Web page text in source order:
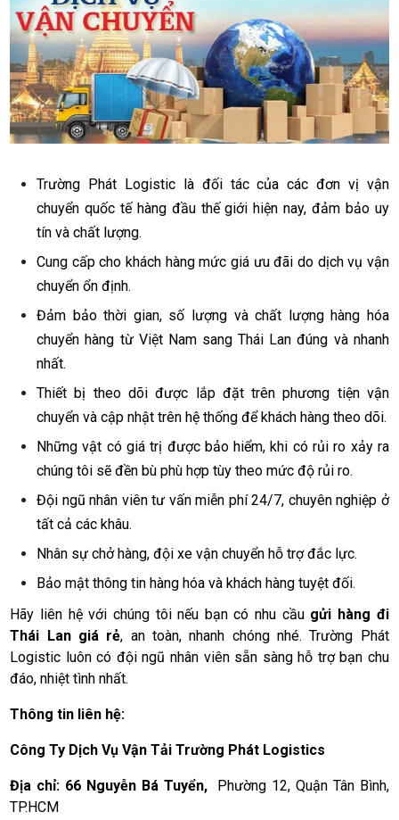
Trường Phát Logistic là đối tác của các đơn vị vận
chuyển quốc tế hàng đầu thế giới hiện nay, đảm bảo uy
tín và chất lượng.
Cung cấp cho khách hàng mức giá ưu đãi do dịch vụ vận
chuyển ổn định.
Đảm bảo thời gian, số lượng và chất lượng hàng hóa
chuyển hàng từ Việt Nam sang Thái Lan đúng và nhanh
nhất.
Thiết bị theo dõi được lắp đặt trên phương tiện vận
chuyển và cập nhật trên hệ thống để khách hàng theo dõi.
Những vật có giá trị được bảo hiểm, khi có rủi ro xảy ra
chúng tôi sẽ đền bù phù hợp tùy theo mức độ rủi ro.
Đội ngũ nhân viên tư vấn miễn phí 24/7, chuyên nghiệp ở
tất cả các khâu.
Nhân sự chở hàng, đội xe vận chuyển hỗ trợ đắc lực.
Bảo mật thông tin hàng hóa và khách hàng tuyệt đối.
Hãy liên hệ với chúng tôi nếu bạn có nhu cầu gửi hàng đi
Thái Lan giá rẻ, an toàn, nhanh chóng nhé. Trường Phát
Logistic luôn có đội ngũ nhân viên sẵn sàng hỗ trợ bạn chu
đáo, nhiệt tình nhất.
Thông tin liên hệ:
Công Ty Dịch Vụ Vận Tải Trường Phát Logistics
Địa chỉ: 66 Nguyễn Bá Tuyển,
Phường 12, Quận Tân Bình,
TP.HCM